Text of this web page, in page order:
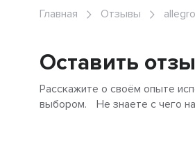
Главная Отзывы allegro
Оставить
Расскажите о своём опыте
выбором. Не знаете с чего